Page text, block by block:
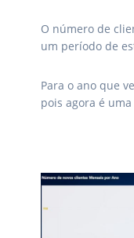
O número de
um período de
Para o ano que
pois agora é